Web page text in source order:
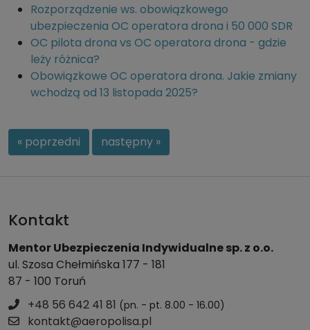
Rozporządzenie ws. obowiązkowego
ubezpieczenia OC operatora drona i 50 000 SDR
OC pilota drona vs OC operatora drona - gdzie
leży różnica?
Obowiązkowe OC operatora drona. Jakie zmiany
wchodzą od 13 listopada 2025?
« poprzedni następny »
Kontakt
Mentor Ubezpieczenia Indywidualne sp. z o.o.
ul. Szosa Chełmińska 177 - 181
87 - 100 Toruń
+48 56 642 41 81 (pn. - pt. 8.00 - 16.00)
kontakt@aeropolisa.pl